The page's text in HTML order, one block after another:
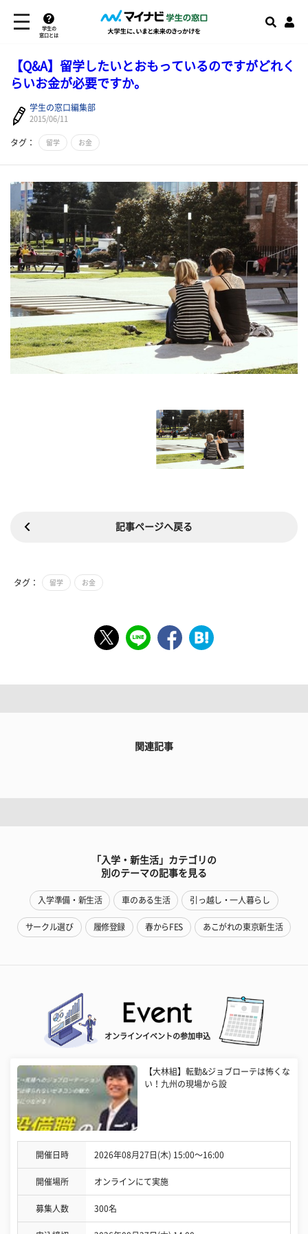
学生の
窓口とは
【Q&A】留学したいとおもっているのですがどれく
らいお金が必要ですか。
学生の窓口編集部
2015/06/11
タグ： 留学 お金
記事ページへ戻る
タグ： 留学 お金
関連記事
「入学・新生活」カテゴリの
別のテーマの記事を見る
入学準備・新生活 車のある生活 引っ越し・一人暮らし
サークル選び 履修登録 春からFES あこがれの東京新生活
オンラインイベントの参加申込
【大林組】転勤&ジョブローテは怖くな
い！九州の現場から設
開催日時 2026年08月27日(木) 15:00〜16:00
開催場所 オンラインにて実施
募集人数 300名